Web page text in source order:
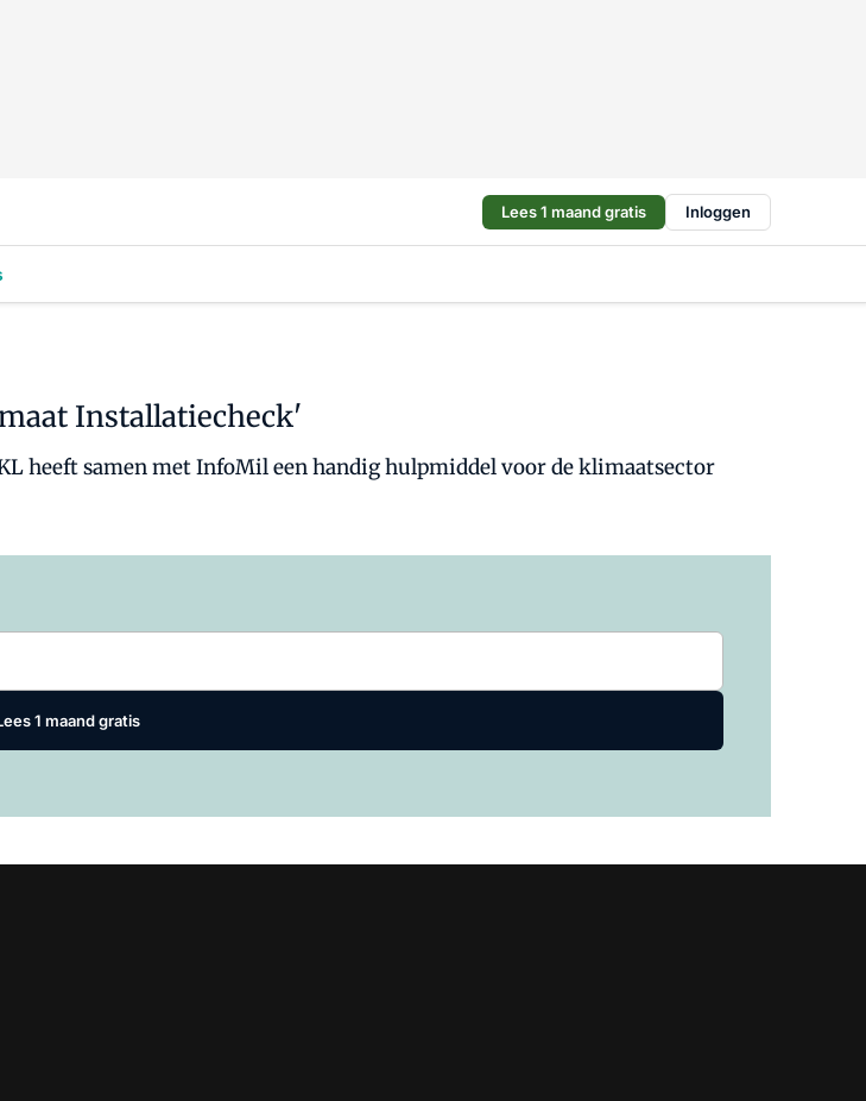
Lees 1 maand gratis Inloggen
Installatiecheck'
heeft samen met InfoMil een handig hulpmiddel voor de klimaatsector
1 maand gratis